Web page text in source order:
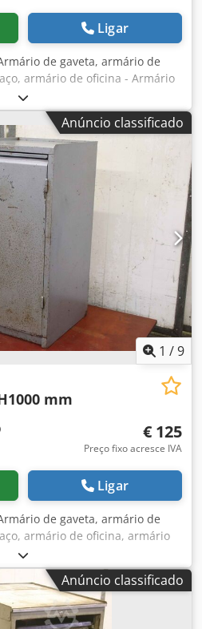
Ligar
de gaveta, armário de
armário de oficina - Armário
aço -Largura: 545 mm -
U Nc Es Ah Tjrf -Altura:
sem fechadura -Peso: 23
Anúncio classificado
1 /9
mm
€ 125
Preço fixo acresce IVA
Ligar
de gaveta, armário de
armário de oficina, armário
Ah Tof - Armário de ferramentas
com design robusto -1 gaveta/
fotos -Porta do armário: com
disponível -Dimensões: L x
29 kg
Anúncio classificado